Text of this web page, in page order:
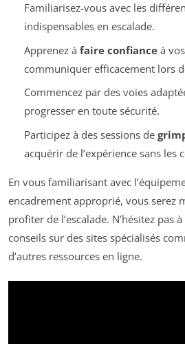
Familiarisez-vous avec les
indispensables en escalade.
Apprenez à faire confianceà
communiquer efficacement lors
Commencez par des voies
progresser en toute sécurité.
Participez à des sessions de
acquérir de l’expérience sans les
En vous familiarisant avec
encadrement approprié, vous serez
profiter de l’escalade. N’hésitez pas
conseils sur des sites spécialisés
d’autres ressources en ligne.